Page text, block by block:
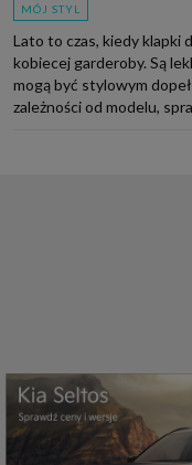
MÓJ STYL
Lato to czas, kiedy klapki
kobiecej garderoby. Są
mogą być stylowym
zależności od modelu,